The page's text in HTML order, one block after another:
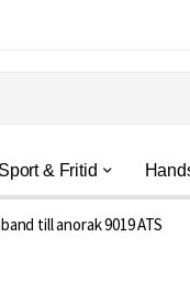
Sport & Fritid
till anorak 9019 ATS